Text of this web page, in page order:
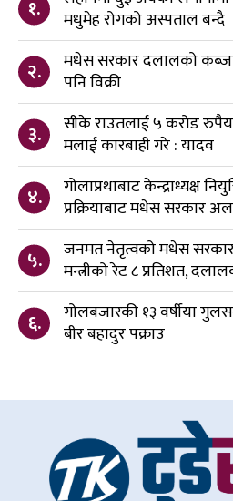
१.
मधुमेह रोगको अस्पताल बन्दै
२.
मधेस सरकार दलालको
पनि विक्री
३.
सीके राउतलाई ५ करोड
मलाई कारबाही गरे : यादव
४.
गोलाप्रथाबाट केन्द्राध्यक्ष
प्रक्रियाबाट मधेस सरकार
५.
जनमत नेतृत्वको मधेस
मन्त्रीको रेट ८ प्रतिशत,
६.
गोलबजारकी १३ वर्षीया
बीर बहादुर पक्राउ